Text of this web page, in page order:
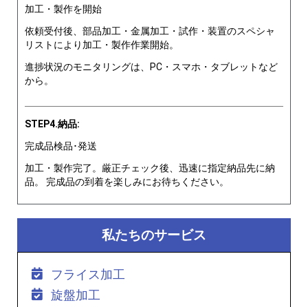
加工・製作を開始
依頼受付後、部品加工・金属加工・試作・装置のスペシャ
リストにより加工・製作作業開始。
進捗状況のモニタリングは、PC・スマホ・タブレットなど
から。
STEP4.納品:
完成品検品･発送
加工・製作完了。厳正チェック後、迅速に指定納品先に納
品。 完成品の到着を楽しみにお待ちください。
私たちのサービス
フライス加工
旋盤加工